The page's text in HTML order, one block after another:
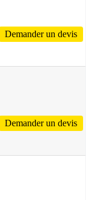
Demander un devis
Demander un devis